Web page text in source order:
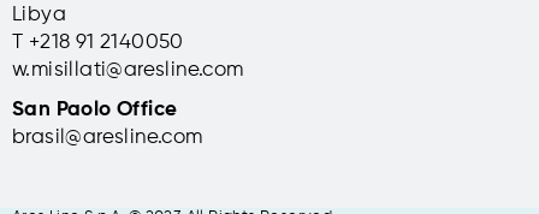
Libya
T +218 91 2140050
w.misillati@aresline.com
San Paolo Office
brasil@aresline.com